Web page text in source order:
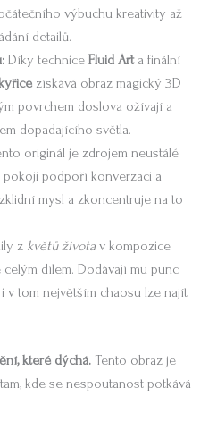
výbuchu kreativity až
detailů.
Díky technice Fluid Arta finální
získává obraz magický 3D
povrchem doslova ožívají a
dopadajícího světla.
originál je zdrojem neustálé
pokoji podpoří konverzaci a
mysl a zkoncentruje na to
z květů života v kompozice
dílem. Dodávají mu punc
v tom největším chaosu lze najít
které dýchá. Tento obraz je
kde se nespoutanost potkává